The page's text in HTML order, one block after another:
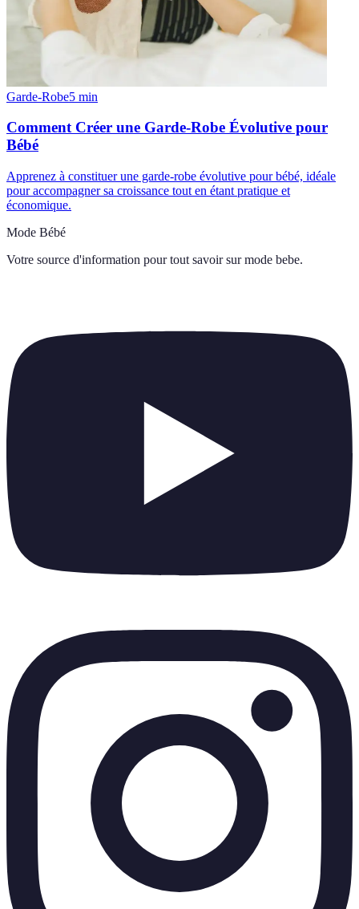
Garde-Robe5 min
Comment Créer une Garde-Robe Évolutive pour
Bébé
Apprenez à constituer une garde-robe évolutive pour bébé, idéale
pour accompagner sa croissance tout en étant pratique et
économique.
Mode Bébé
Votre source d'information pour tout savoir sur mode bebe.